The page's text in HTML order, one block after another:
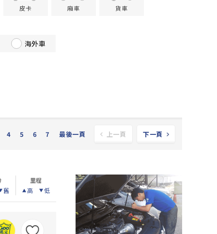
皮卡 廂車 貨車
海外車
4 5 6 7 最後一頁 上一頁 下一頁
舊
里程
高
低